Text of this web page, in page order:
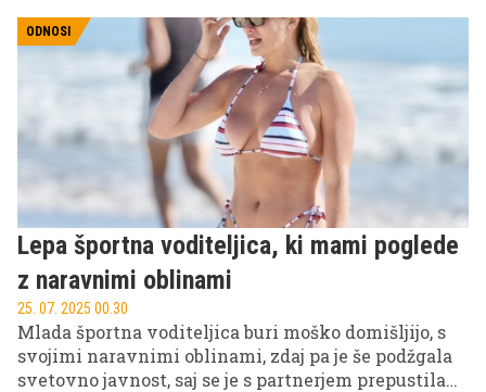
ODNOSI
Lepa športna voditeljica, ki mami poglede
z naravnimi oblinami
25. 07. 2025 00.30
Mlada športna voditeljica buri moško domišljijo, s
svojimi naravnimi oblinami, zdaj pa je še podžgala
svetovno javnost, saj se je s partnerjem prepustila